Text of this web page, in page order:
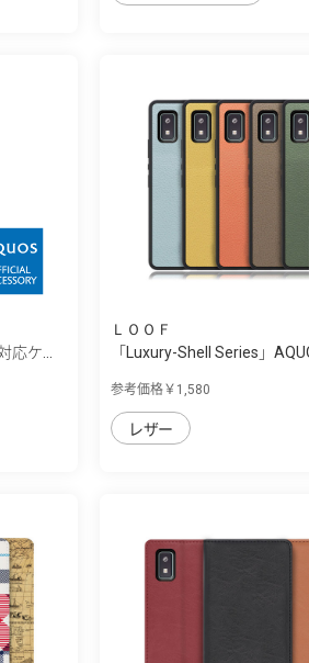
応ケ...
ＬＯＯＦ
「Luxury-Shell Series」
参考価格￥1,580
レザー